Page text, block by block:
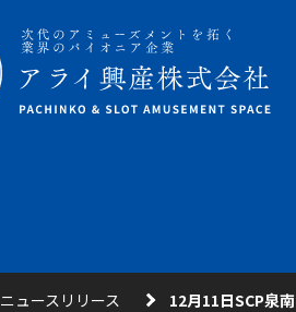
ニュースリリース 12月11日SCP泉南